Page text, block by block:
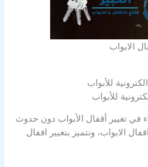
الابواب
للأبواب
في تغيير أقفال الأبواب دون حدوث
الابواب، ونتميز بتغيير اقفال